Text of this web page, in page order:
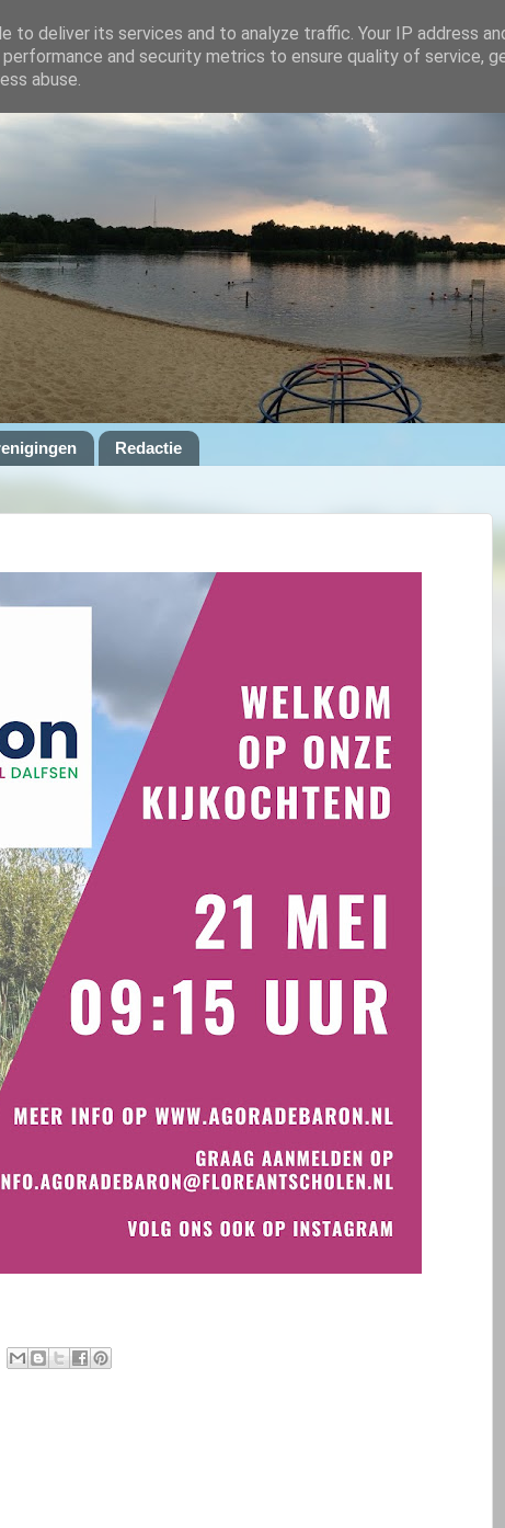
Redactie
to deliver its services and to analyze traffic. Your IP address
and security metrics to ensure quality of service,
abuse.